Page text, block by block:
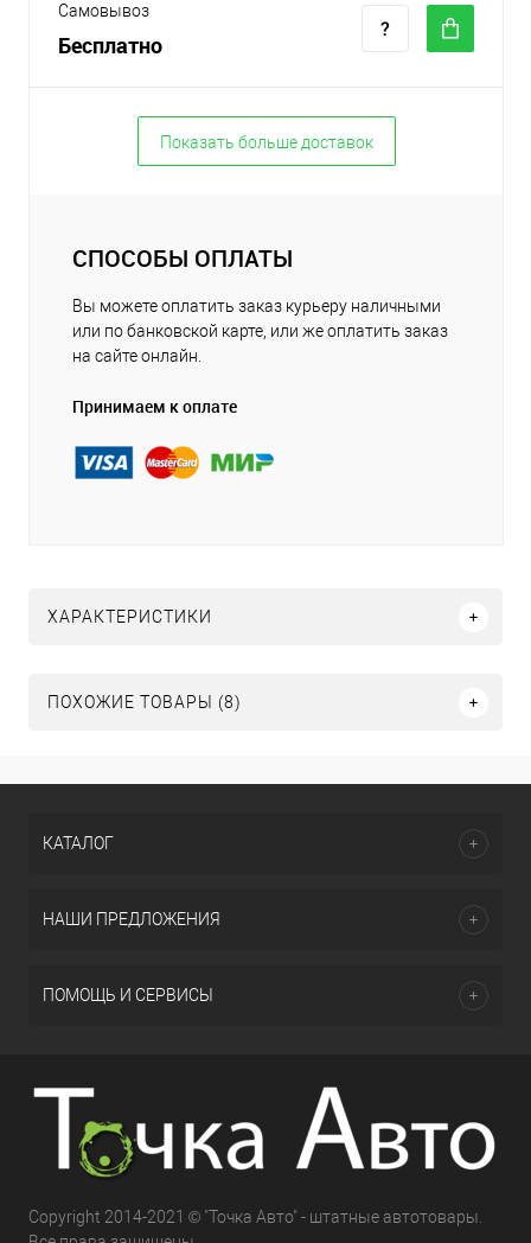
Самовывоз
Бесплатно
Показать больше доставок
СПОСОБЫ ОПЛАТЫ
Вы можете оплатить заказ курьеру наличными
или по банковской карте, или же оплатить заказ
на сайте онлайн.
Принимаем к оплате
ХАРАКТЕРИСТИКИ
ПОХОЖИЕ ТОВАРЫ (8)
КАТАЛОГ
НАШИ ПРЕДЛОЖЕНИЯ
ПОМОЩЬ И СЕРВИСЫ
Copyright 2014-2021 © "Точка Авто" - штатные автотовары.